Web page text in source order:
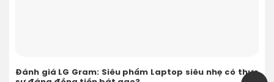
Đánh giá LG Gram: Siêu phẩm Laptop siêu nhẹ có thực